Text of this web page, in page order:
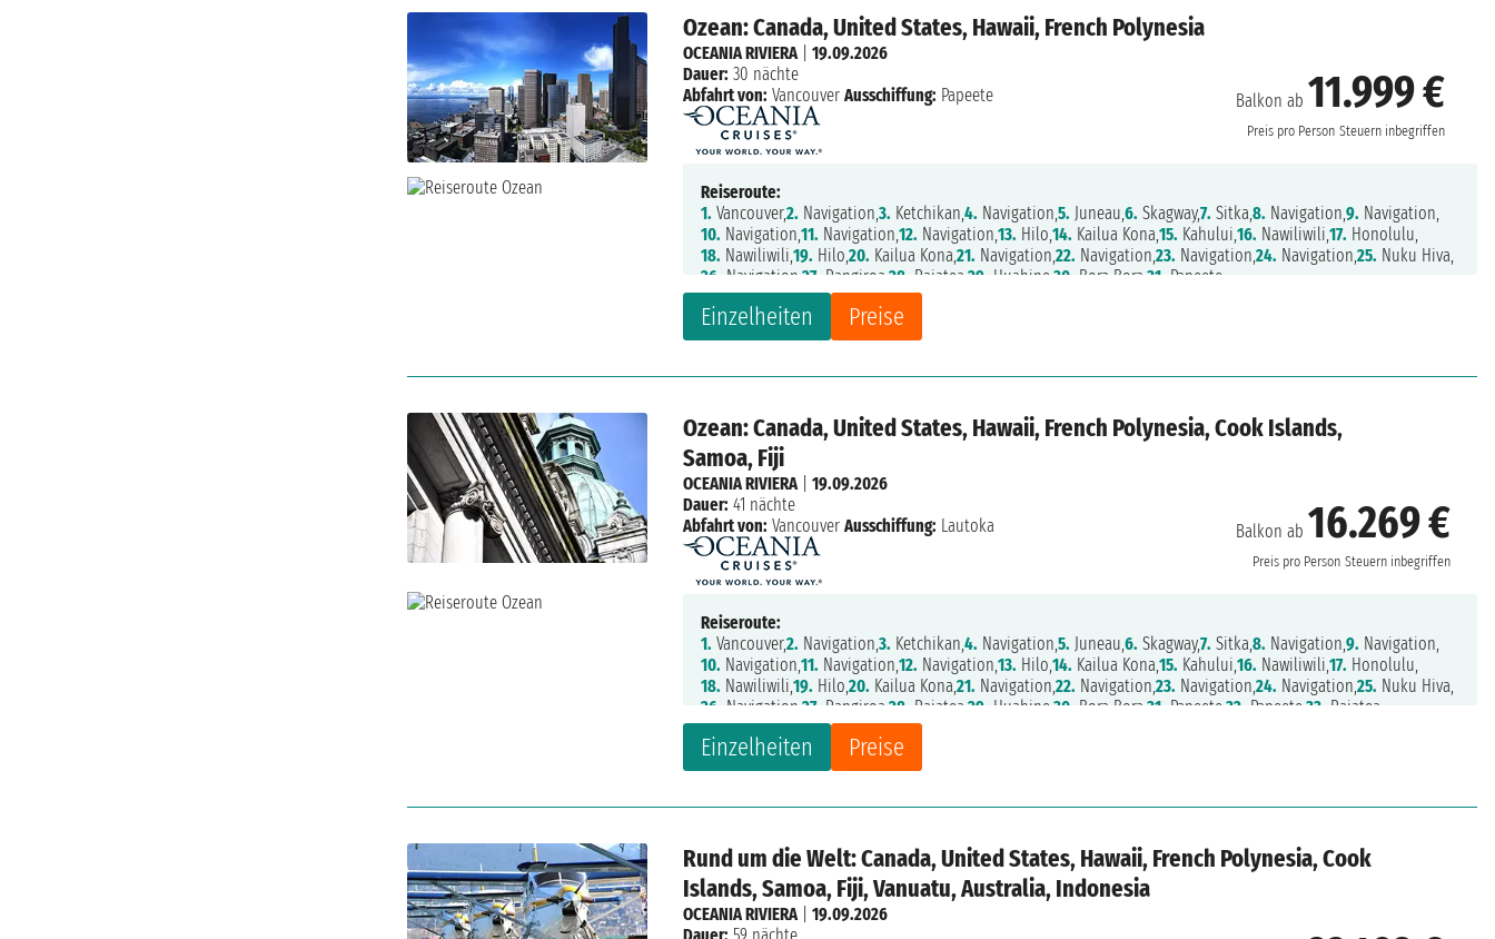
Ozean: Canada, United States, Hawaii, French Polynesia
Balkon ab 11.999 €
Preis pro Person Steuern inbegriffen
Einzelheiten Preise
OCEANIA RIVIERA|19.09.2026
Dauer: 30 nächte
Abfahrt von: Vancouver Ausschiffung: Papeete
Reiseroute:
1. Vancouver,2. Navigation,3. Ketchikan,4. Navigation,5. Juneau,6. Skagway,7. Sitka,8. Navigation,9. Navigation,
10. Navigation,11. Navigation,12. Navigation,13. Hilo,14. Kailua Kona,15. Kahului,16. Nawiliwili,17. Honolulu,
18. Nawiliwili,19. Hilo,20. Kailua Kona,21. Navigation,22. Navigation,23. Navigation,24. Navigation,25. Nuku Hiva,
26. Navigation,27. Rangiroa,28. Raiatea,29. Huahine,30. Bora Bora,31. Papeete
Ozean: Canada, United States, Hawaii, French Polynesia, Cook Islands,
Samoa, Fiji
Balkon ab 16.269 €
Preis pro Person Steuern inbegriffen
Einzelheiten Preise
OCEANIA RIVIERA|19.09.2026
Dauer: 41 nächte
Abfahrt von: Vancouver Ausschiffung: Lautoka
Reiseroute:
1. Vancouver,2. Navigation,3. Ketchikan,4. Navigation,5. Juneau,6. Skagway,7. Sitka,8. Navigation,9. Navigation,
10. Navigation,11. Navigation,12. Navigation,13. Hilo,14. Kailua Kona,15. Kahului,16. Nawiliwili,17. Honolulu,
18. Nawiliwili,19. Hilo,20. Kailua Kona,21. Navigation,22. Navigation,23. Navigation,24. Navigation,25. Nuku Hiva,
26. Navigation,27. Rangiroa,28. Raiatea,29. Huahine,30. Bora Bora,31. Papeete,32. Papeete,33. Raiatea,
34.Navigation,35.Rarotonga,36.Navigation,
42.Lautoka
Rund um die Welt: Canada, United States, Hawaii, French Polynesia, Cook
Islands, Samoa, Fiji, Vanuatu, Australia, Indonesia
OCEANIA RIVIERA|19.09.2026